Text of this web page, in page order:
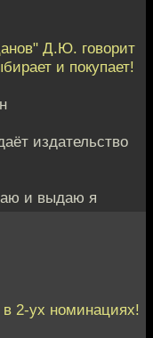
Д.Ю. говорит
и покупает!
издательство
и выдаю я
2-ух номинациях!